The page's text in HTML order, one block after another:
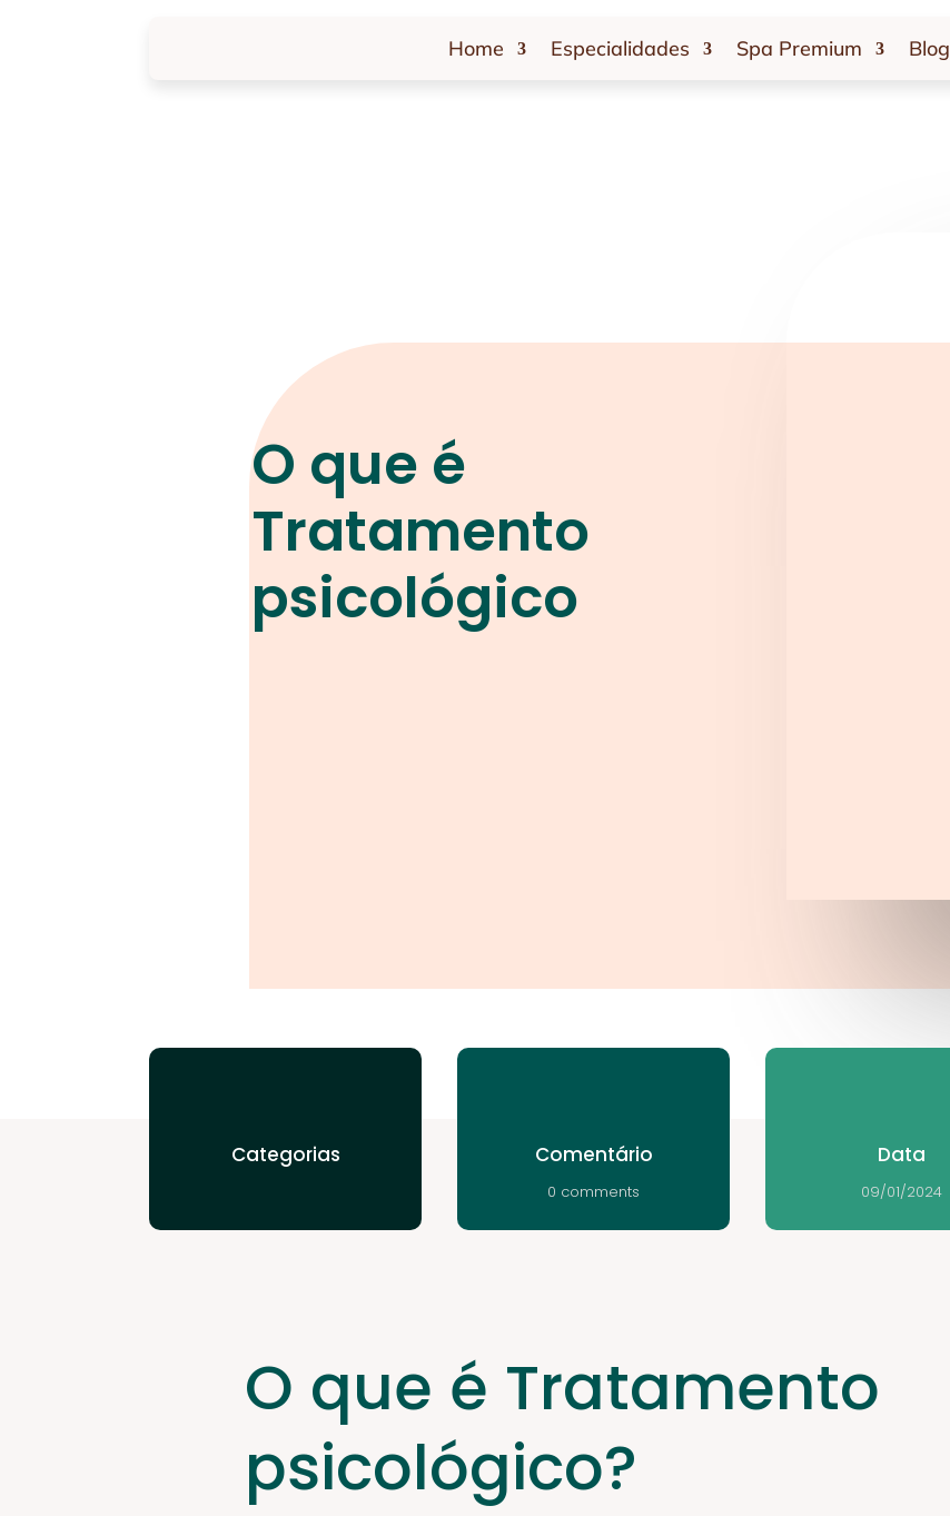
Home Especialidades Spa Premium Blog
O que é
Tratamento
psicológico
Categorias Comentário
0 comments
Data
09/01/2024
O que é Tratamento
psicológico?